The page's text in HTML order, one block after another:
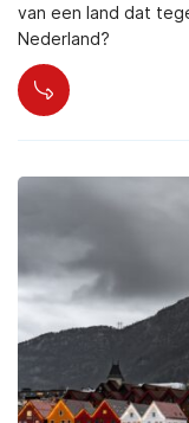
van een land dat
Nederland?